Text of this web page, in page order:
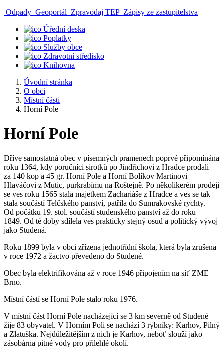
Odpady Geoportál Zpravodaj TEP Zápisy ze zastupitelstva
Úřední deska
Poplatky
Služby obce
Zdravotní středisko
Knihovna
Úvodní stránka
O obci
Místní části
Horní Pole
Horní Pole
Dříve samostatná obec v písemných pramenech poprvé připomínána
roku 1364, kdy poručníci sirotků po Jindřichovi z Hradce prodali
za 140 kop a 45 gr. Horní Pole a Horní Bolíkov Martinovi
Hlaváčovi z Mutic, purkrabímu na Roštejně. Po několikerém prodeji
se ves roku 1565 stala majetkem Zachariáše z Hradce a ves se tak
stala součástí Telčského panství, patřila do Sumrakovské rychty.
Od počátku 19. stol. součástí studenského panství až do roku
1849. Od té doby sdílela ves prakticky stejný osud a politický vývoj
jako Studená.
Roku 1899 byla v obci zřízena jednotřídní škola, která byla zrušena
v roce 1972 a žactvo převedeno do Studené.
Obec byla elektrifikována až v roce 1946 připojením na síť ZME
Brno.
Místní částí se Horní Pole stalo roku 1976.
V místní část Horní Pole nacházející se 3 km severně od Studené
žije 83 obyvatel. V Horním Poli se nachází 3 rybníky: Karhov, Pilný
a Zlatuška. Nejdůležitějším z nich je Karhov, neboť slouží jako
zásobárna pitné vody pro přilehlé okolí.